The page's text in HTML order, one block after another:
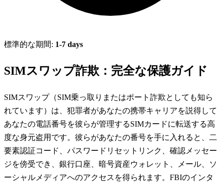
標準的な期間: 1-7 days
SIMスワップ詐欺：完全な保護ガイド
SIMスワップ（SIM乗っ取りまたはポート詐欺としても知ら
れています）は、犯罪者があなたの携帯キャリアを説得して
あなたの電話番号を彼らが管理するSIMカードに転送する高
度な身元盗用です。彼らがあなたの番号を手に入れると、二
要素認証コード、パスワードリセットリンク、確認メッセー
ジを傍受でき、銀行口座、暗号資産ウォレット、メール、ソ
ーシャルメディアへのアクセスを得られます。FBIのインタ